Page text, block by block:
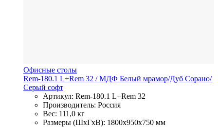
Офисные столы
Rem-180.1 L+Rem 32 / МДФ Белый мрамор/Дуб Сорано/
Серый софт
Артикул: Rem-180.1 L+Rem 32
Производитель: Россия
Вес: 111,0 кг
Размеры (ШхГхВ): 1800x950x750 мм